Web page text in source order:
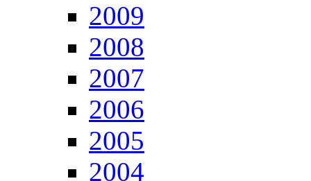
2009
2008
2007
2006
2005
2004